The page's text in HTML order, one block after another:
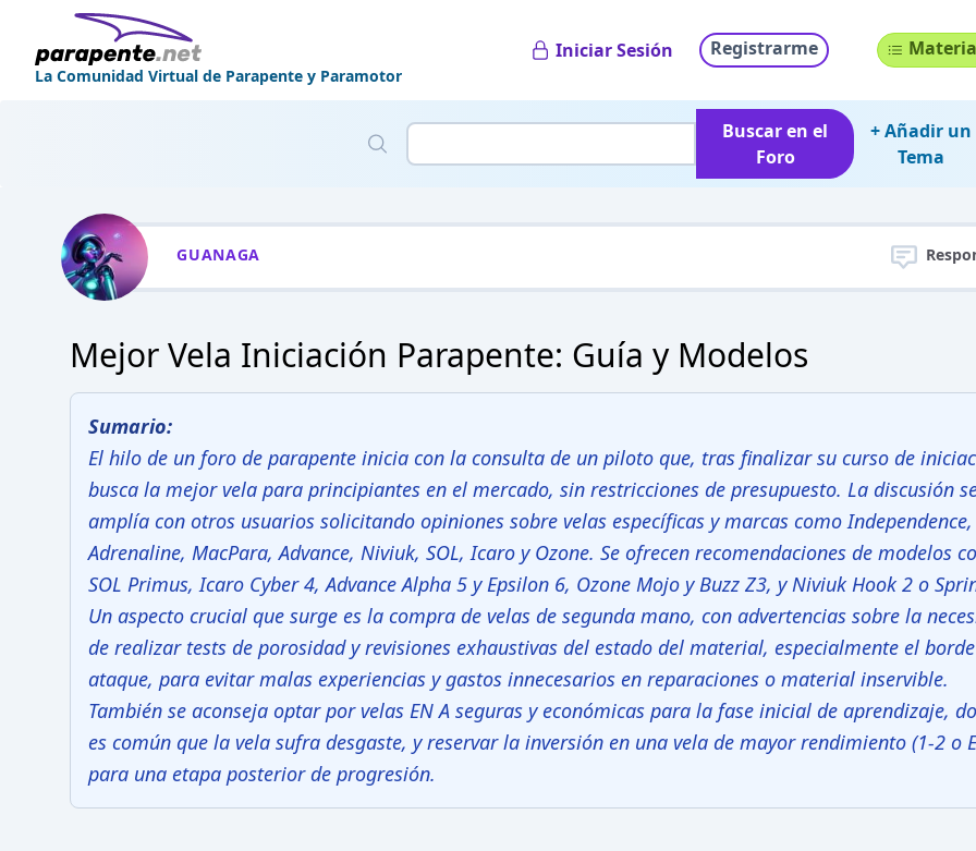
La Comunidad Virtual de Parapente y Paramotor
Iniciar Sesión Registrarme
Buscar en el
Foro
+ Añadir un
Tema
GUANAGA
Mejor Vela Iniciación Parapente: Guía y Modelos
Sumario:
El hilo de un foro de parapente inicia con la consulta de un piloto que, tras finalizar su curso de
busca la mejor vela para principiantes en el mercado, sin restricciones de presupuesto. La discusión
amplía con otros usuarios solicitando opiniones sobre velas específicas y marcas como Independence,
Adrenaline, MacPara, Advance, Niviuk, SOL, Icaro y Ozone. Se ofrecen recomendaciones de modelos
SOL Primus, Icaro Cyber 4, Advance Alpha 5 y Epsilon 6, Ozone Mojo y Buzz Z3, y Niviuk Hook 2 o
Un aspecto crucial que surge es la compra de velas de segunda mano, con advertencias sobre la
de realizar tests de porosidad y revisiones exhaustivas del estado del material, especialmente el
ataque, para evitar malas experiencias y gastos innecesarios en reparaciones o material inservible.
También se aconseja optar por velas EN A seguras y económicas para la fase inicial de aprendizaje,
es común que la vela sufra desgaste, y reservar la inversión en una vela de mayor rendimiento (1-2 o
para una etapa posterior de progresión.